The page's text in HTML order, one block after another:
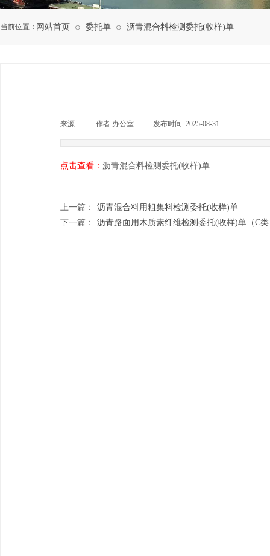
网站首页 ⊙ 委托单 ⊙ 沥青混合料检测委托(收样)单
当前位置：
来源: 作者:办公室 发布时间 :2025-08-31
点击查看： 沥青混合料检测委托(收样)单
上一篇：
沥青混合料用粗集料检测委托(收样)单
下一篇：
沥青路面用木质素纤维检测委托(收样)单（C